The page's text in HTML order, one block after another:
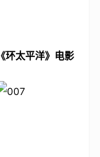
《环太平洋》电影